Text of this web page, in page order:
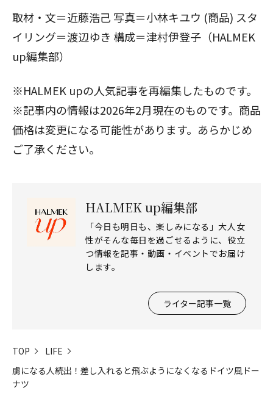
取材・文＝近藤浩己 写真＝小林キユウ (商品) スタ
イリング＝渡辺ゆき 構成＝津村伊登子（HALMEK
up編集部）
※HALMEK upの人気記事を再編集したものです。
※記事内の情報は2026年2月現在のものです。商品
価格は変更になる可能性があります。あらかじめ
ご了承ください。
HALMEK up編集部
「今日も明日も、楽しみになる」大人女
性がそんな毎日を過ごせるように、役立
つ情報を記事・動画・イベントでお届け
します。
ライター記事一覧
TOP
LIFE
虜になる人続出！差し入れると飛ぶようになくなるドイツ風ドー
ナツ